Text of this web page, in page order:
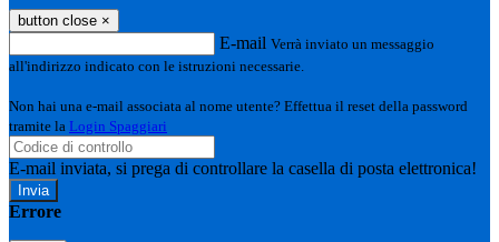
button close ×
E-mail Verrà inviato un messaggio
all'indirizzo indicato con le istruzioni necessarie.
Non hai una e-mail associata al nome utente? Effettua il reset della password
tramite la Login Spaggiari
E-mail inviata, si prega di controllare la casella di posta elettronica!
Errore